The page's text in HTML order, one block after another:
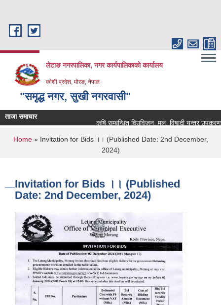
लेटाङ नगरपालिका, नगर कार्यपालिकाको कार्यालय
कोशी प्रदेश, मोरङ, नेपाल
"समृद्ध नगर, सुखी नगरवासी"
ताजा समाचार
कृषि सम्बन्धित विउविजन, मल, विषादी यन्त्र उपकरण
You are here
Home» Invitation for Bids ।। (Published Date: 2nd December,
2024)
Invitation for Bids ।। (Published
Date: 2nd December, 2024)